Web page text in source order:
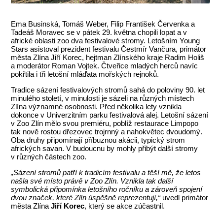
Ema Businská, Tomáš Weber, Filip František Červenka a
Tadeáš Moravec se v pátek 29. května chopili lopat a v
africké oblasti zoo dva festivalové stromy. Letošním Young
Stars asistoval prezident festivalu Čestmír Vančura, primátor
města Zlína Jiří Korec, hejtman Zlínského kraje Radim Holiš
a moderátor Roman Vojtek. Čtveřice mladých herců navíc
pokřtila i tři letošní mláďata mořských rejnoků.
Tradice sázení festivalových stromů sahá do poloviny 90. let
minulého století, v minulosti je sázeli na různých místech
Zlína významné osobnosti. Před několika lety vznikla
dokonce v Univerzitním parku festivalová alej. Letošní sázení
v Zoo Zlín mělo svou premiéru, poblíž restaurace Limpopo
tak nově rostou dřezovec trojrnný a nahokvětec dvoudomý.
Oba druhy připomínají příbuznou akácii, typický strom
afrických savan. V budoucnu by mohly přibýt další stromy
v různých částech zoo.
„Sázení stromů patří k tradicím festivalu a těší mě, že letos
našla své místo právě v Zoo Zlín. Vznikla tak další
symbolická připomínka letošního ročníku a zároveň spojení
dvou značek, které Zlín úspěšně reprezentují,“ uvedl primátor
města ZlínaJiří Korec, který se akce zúčastnil.